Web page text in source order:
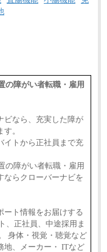
の障がい者転職・雇用
ビなら、充実した障が
。
イトから正社員まで充
の障がい者転職・雇用
ならクローバーナビを
ート情報をお届けする
、正社員、中途採用ま
身体・視覚・聴覚など
地、メーカー・ ITなど